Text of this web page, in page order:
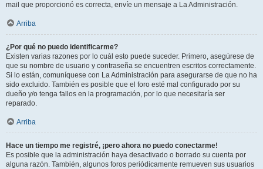
mail que proporcionó es correcta, envíe un mensaje a La Administración.
Arriba
¿Por qué no puedo identificarme?
Existen varias razones por lo cuál esto puede suceder. Primero, asegúrese de
que su nombre de usuario y contraseña se encuentren escritos correctamente.
Si lo están, comuníquese con La Administración para asegurarse de que no ha
sido excluido. También es posible que el foro esté mal configurado por su
dueño y/o tenga fallos en la programación, por lo que necesitaría ser
reparado.
Arriba
Hace un tiempo me registré, ¡pero ahora no puedo conectarme!
Es posible que la administración haya desactivado o borrado su cuenta por
alguna razón. También, algunos foros periódicamente remueven sus usuarios